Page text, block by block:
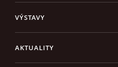
VÝSTAVY
AKTUALITY